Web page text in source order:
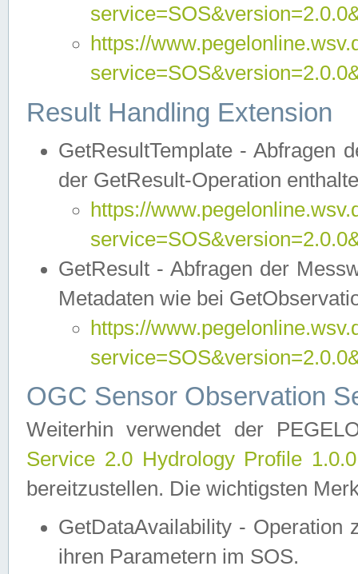
https://
Result Handling Extension
GetResultTemplate - Abfragen
der GetResult-Operation
https://
GetResult - Abfragen der
Metadaten wie bei
https://
OGC Sensor Observation
Weiterhin verwendet der
Service 2.0 Hydrology Profile
bereitzustellen. Die wichtigsten
GetDataAvailability - Operation
ihren Parametern im SOS.